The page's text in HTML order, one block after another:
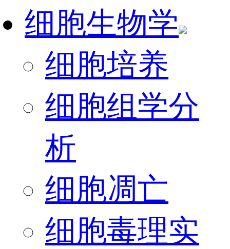
细胞生物学
细胞培养
细胞组学分
析
细胞凋亡
细胞毒理实